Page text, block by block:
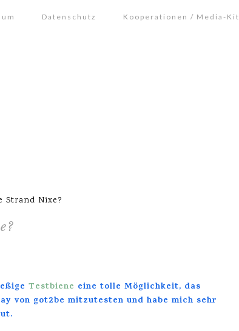
Datenschutz Kooperationen / Media-Kit
Strand Nixe?
Testbiene eine tolle Möglichkeit, das
von got2be mitzutesten und habe mich sehr